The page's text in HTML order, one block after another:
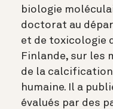
biologie
doctorat au
et de toxicologie
Finlande, sur les
de la
humaine. Il a
évalués par des